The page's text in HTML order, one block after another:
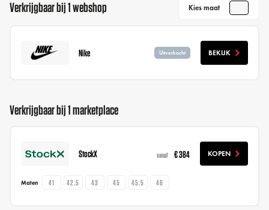
Verkrijgbaar bij 1 webshop Kies maat
Nike Uitverkocht BEKIJK
Verkrijgbaar bij 1 marketplace
StockX vanaf € 384 KOPEN
Maten 41 42.5 43 45 45.5 46